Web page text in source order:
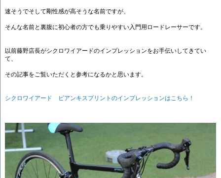
速そうでそして剛性感が高そうな名前ですが、
そんな名前と裏腹に初心者の方でも乗りやすい入門用ロードレーサーです。
以前藤野店長がシクロワイアードのインプレッションをお手伝いしてきてい
て、
その記事をご覧いただくと参考になるかと思います。
シクロワイアード ビアンキスプリントのインプレッションはこちら！